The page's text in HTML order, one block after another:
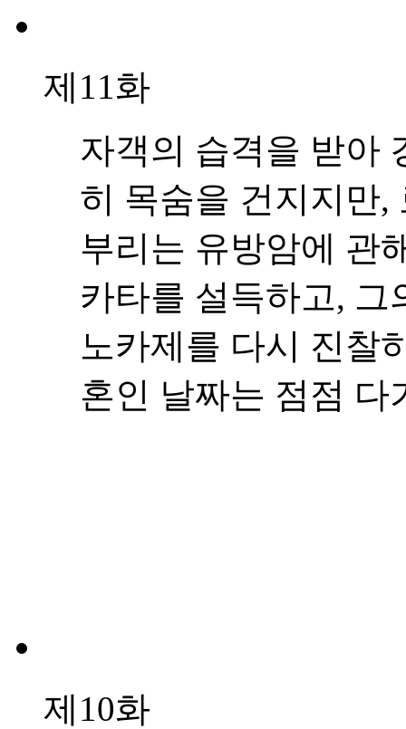
제11화
자객의 습격을 받아
히 목숨을 건지지만,
부리는 유방암에 관
카타를 설득하고, 그
노카제를 다시 진찰
혼인 날짜는 점점 다
제10화